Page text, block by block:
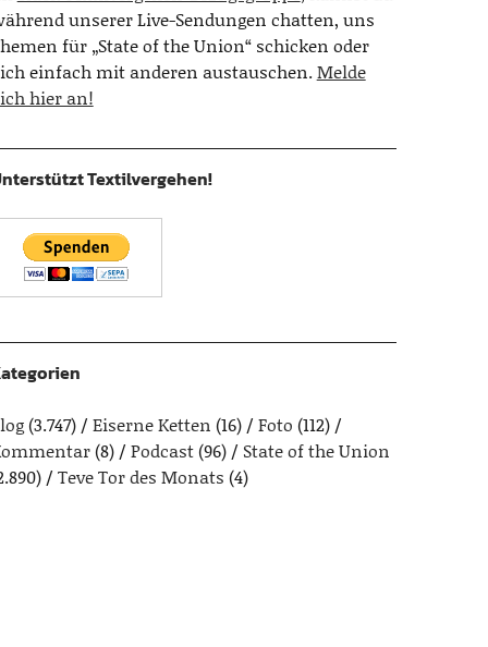
unserer Live-Sendungen chatten, uns
für „State of the Union“ schicken oder
einfach mit anderen austauschen.Melde
hier an!
Textilvergehen!
(3.747) Eiserne Ketten (16) Foto (112)
(8) Podcast(96)
State of the Union
Teve Tor des Monats (4)